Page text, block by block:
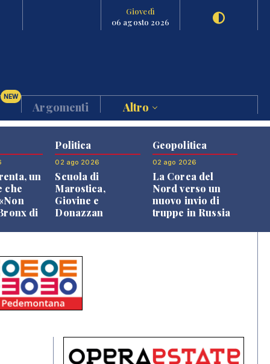
Giovedì
06 agosto 2026
NEW
Argomenti Altro
un
che
di
Politica
02 ago 2026
Scuola di
Marostica,
Giovine e
Donazzan
Geopolitica
02 ago 2026
La Corea del
Nord verso un
nuovo invio di
truppe in Russia